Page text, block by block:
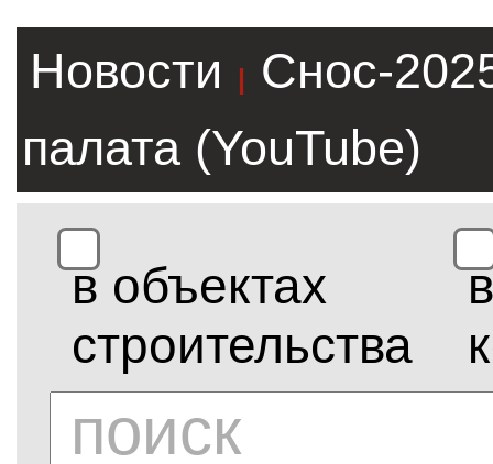
Новости |
Снос-
палата (YouTube)
в объектах
строительства
в